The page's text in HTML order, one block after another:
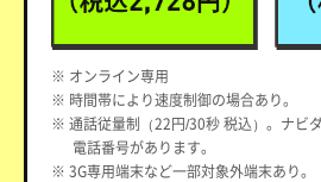
※ オンライン専用
※ 時間帯により速度制御の場合あり。
※ 通話従量制（22円/30秒 税込）。ナビ
電話番号があります。
※ 3G専用端末など一部対象外端末あり。